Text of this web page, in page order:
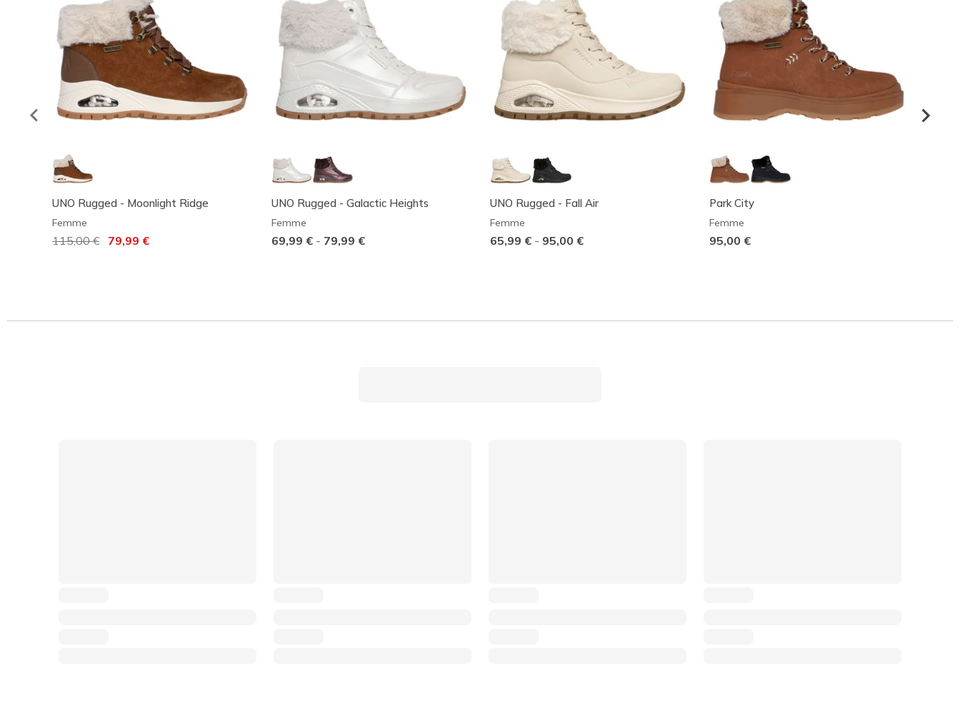
UNO Rugged - Moonlight Ridge
Femme
Prix réduit de
115,00 € 79,99 €
UNO Rugged - Galactic Heights
Femme
69,99 € - 79,99 €
UNO Rugged - Fall Air
Femme
65,99 € - 95,00 €
Park City
Femme
95,00 €